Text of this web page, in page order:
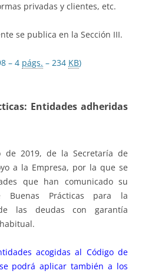
privadas y clientes, etc.
se publica en la Sección III.
– 4 págs. – 234 KB)
Entidades adheridas
de 2019, de la Secretaría de
a la Empresa, por la que se
que han comunicado su
Buenas Prácticas para la
las deudas con garantía
acogidas al Código de
podrá aplicar también a los